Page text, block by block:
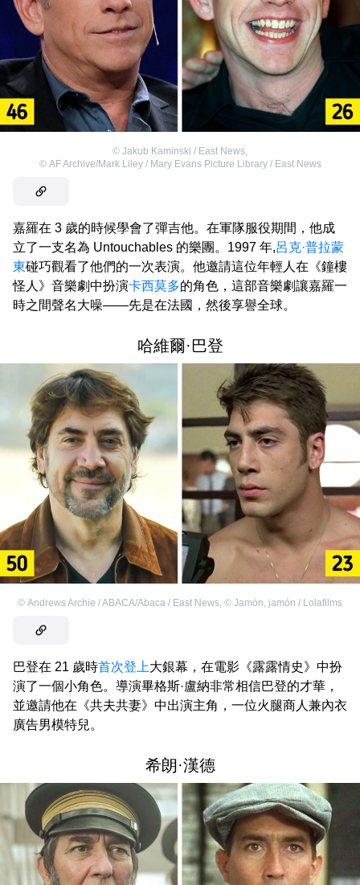
© Jakub Kaminski / East News,
© AF Archive/Mark Liley / Mary Evans Picture Library / East News
嘉羅在 3 歲的時候學會了彈吉他。在軍隊服役期間，他成
立了一支名為 Untouchables 的樂團。1997 年,呂克·普拉蒙
東碰巧觀看了他們的一次表演。他邀請這位年輕人在《鐘樓
怪人》音樂劇中扮演卡西莫多的角色，這部音樂劇讓嘉羅一
時之間聲名大噪——先是在法國，然後享譽全球。
哈維爾·巴登
© Andrews Archie / ABACA/Abaca / East News © Jamón, jamón / Lolafilms
巴登在 21 歲時首次登上大銀幕，在電影《露露情史》中扮
演了一個小角色。導演畢格斯·盧納非常相信巴登的才華，
並邀請他在《共夫共妻》中出演主角，一位火腿商人兼內衣
廣告男模特兒。
希朗·漢德